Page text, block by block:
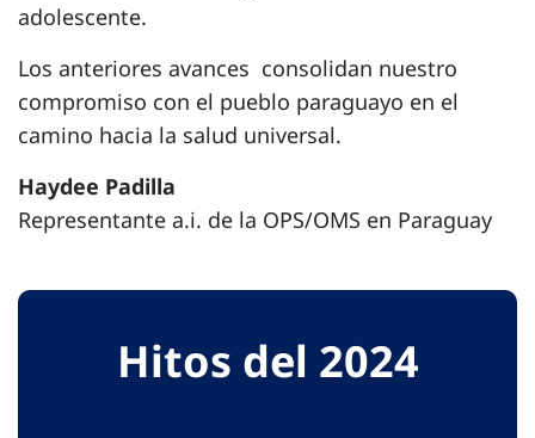
adolescente.
Los anteriores avances consolidan nuestro
compromiso con el pueblo paraguayo en el
camino hacia la salud universal.
Haydee Padilla
Representante a.i. de la OPS/OMS en Paraguay
Hitos del 2024